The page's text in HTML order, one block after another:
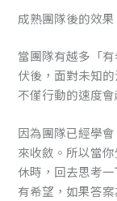
成熟團隊後的效果
當團隊有越多「
伏後，面對未知
不僅行動的速度
因為團隊已經學
來收斂。所以當
休時，回去思考
有希望，如果答